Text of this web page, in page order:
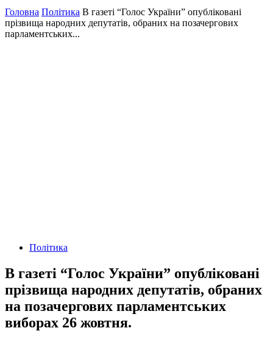
Головна Політика В газеті “Голос України” опубліковані
прізвища народних депутатів, обраних на позачергових
парламентських...
Політика
В газеті “Голос України” опубліковані
прізвища народних депутатів, обраних
на позачергових парламентських
виборах 26 жовтня.